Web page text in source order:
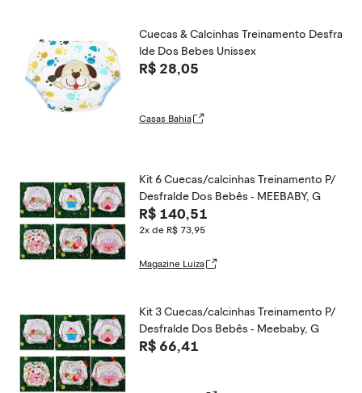
Cuecas & Calcinhas Treinamento Desfra
lde Dos Bebes Unissex
R$ 28,05
Casas Bahia
Kit 6 Cuecas/calcinhas Treinamento P/
Desfralde Dos Bebês - MEEBABY, G
R$ 140,51
2x de R$ 73,95
Magazine Luiza
Kit 3 Cuecas/calcinhas Treinamento P/
Desfralde Dos Bebês - Meebaby, G
R$ 66,41